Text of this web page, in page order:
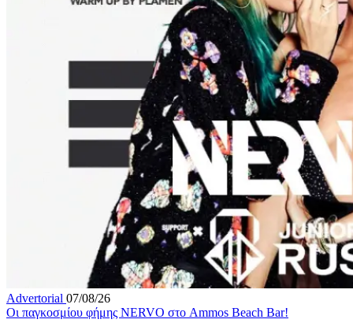
Advertorial 07/08/26
Οι παγκοσμίου φήμης NERVO στο Ammos Beach Bar!